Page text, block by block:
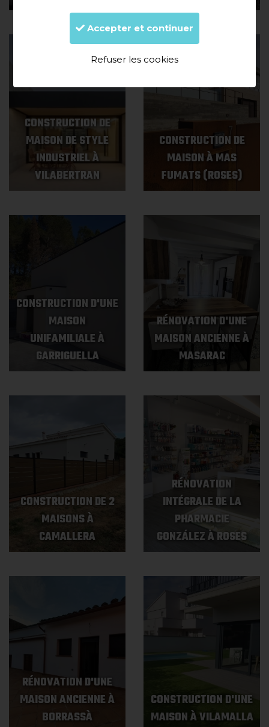
CONSTRUCTION DE
MAISON DE STYLE
INDUSTRIEL À
VILABERTRAN
CONSTRUCTION DE
MAISON À MAS
FUMATS (ROSES)
CONSTRUCTION D'UNE
MAISON
UNIFAMILIALE À
GARRIGUELLA
RÉNOVATION D'UNE
MAISON ANCIENNE À
MASARAC
CONSTRUCTION DE 2
MAISONS À
CAMALLERA
RÉNOVATION
INTÉGRALE DE LA
PHARMACIE
GONZÁLEZ À ROSES
RÉNOVATION D'UNE
MAISON ANCIENNE À
BORRASSÀ
CONSTRUCTION D'UNE
MAISON À VILAMALLA
Accepter et continuer
Refuser les cookies